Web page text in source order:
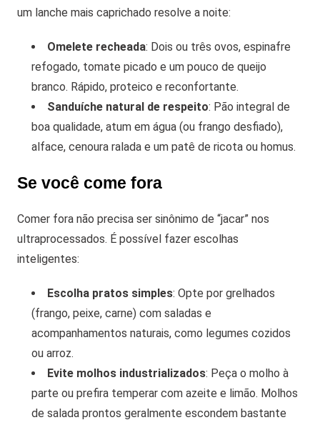
um lanche mais caprichado resolve a noite:
Omelete recheada: Dois ou três ovos, espinafre
refogado, tomate picado e um pouco de queijo
branco. Rápido, proteico e reconfortante.
Sanduíche natural de respeito: Pão integral de
boa qualidade, atum em água (ou frango desfiado),
alface, cenoura ralada e um patê de ricota ou homus.
Se você come fora
Comer fora não precisa ser sinônimo de “jacar” nos
ultraprocessados. É possível fazer escolhas
inteligentes:
Escolha pratos simples: Opte por grelhados
(frango, peixe, carne) com saladas e
acompanhamentos naturais, como legumes cozidos
ou arroz.
Evite molhos industrializados: Peça o molho à
parte ou prefira temperar com azeite e limão. Molhos
de salada prontos geralmente escondem bastante